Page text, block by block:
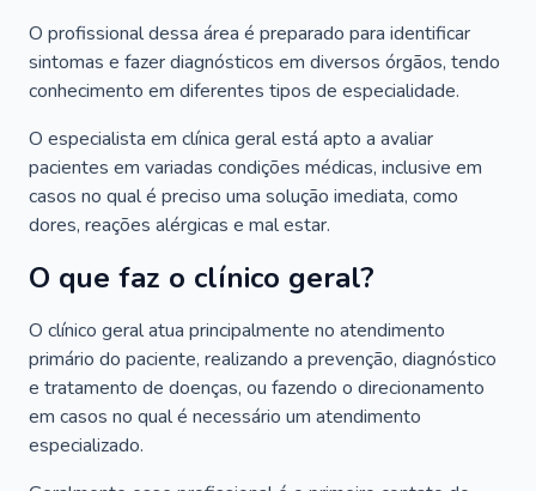
O profissional dessa área é preparado para identificar
sintomas e fazer diagnósticos em diversos órgãos, tendo
conhecimento em diferentes tipos de especialidade.
O especialista em clínica geral está apto a avaliar
pacientes em variadas condições médicas, inclusive em
casos no qual é preciso uma solução imediata, como
dores, reações alérgicas e mal estar.
O que faz o clínico geral?
O clínico geral atua principalmente no atendimento
primário do paciente, realizando a prevenção, diagnóstico
e tratamento de doenças, ou fazendo o direcionamento
em casos no qual é necessário um atendimento
especializado.